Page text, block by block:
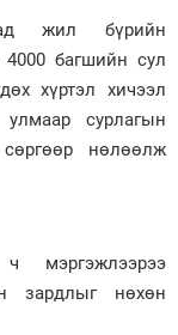
жил бүрийн
багшийн сул
хүртэл хичээл
сурлагын
нөлөөлж
мэргэжлээрээ
зардлыг нөхөн